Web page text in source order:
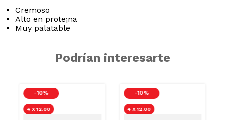
Cremoso
Alto en prote¡na
Muy palatable
Podrían interesarte
-10 %
4 X 12.00
-10 %
4 X 12.00